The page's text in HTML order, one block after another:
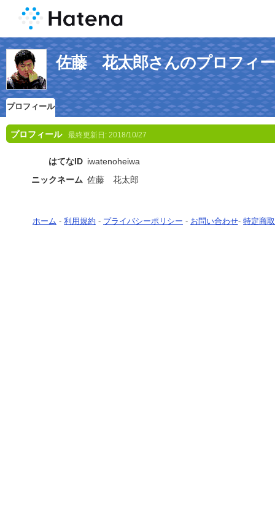
佐藤 花太郎さんのプロフィ
プロフィール
プロフィール 最終更新日: 2018/10/27
はてなID iwatenoheiwa
ニックネーム 佐藤 花太郎
ホーム - 利用規約 - プライバシーポリシー - お問い合わせ- 特定商